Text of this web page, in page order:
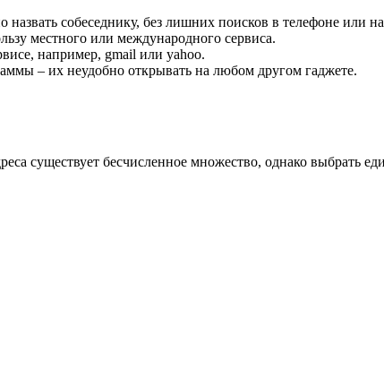
назвать собеседнику, без лишних поисков в телефоне или
местного или международного сервиса.
например, gmail или yahoo.
– их неудобно открывать на любом другом гаджете.
существует бесчисленное множество, однако выбрать